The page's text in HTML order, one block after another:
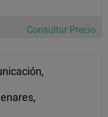
Consultar Precio